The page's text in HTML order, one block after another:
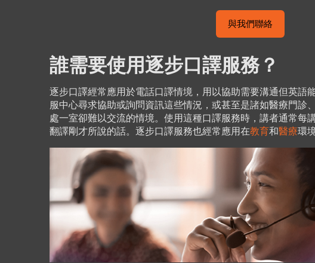
與我們聯絡
誰需要使用逐步口譯服務？
逐步口譯經常應用於電話口譯情境，用以協助需要溝通但英語
服中心尋求協助或詢問資訊這些情況，或甚至是諸如醫療門診
處一室卻難以交流的情境。使用這種口譯服務時，講者通常每
翻譯剛才所說的話。逐步口譯服務也經常應用在教育和醫療環